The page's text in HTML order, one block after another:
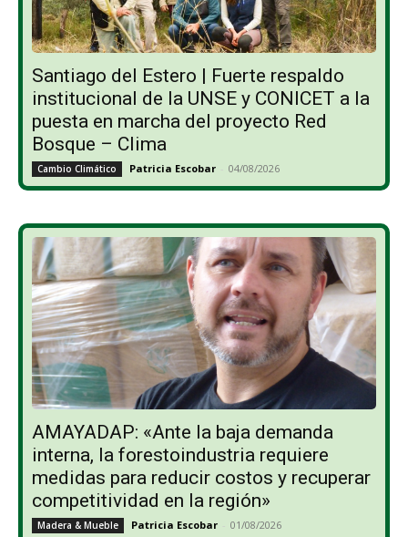
Santiago del Estero | Fuerte respaldo
institucional de la UNSE y CONICET a la
puesta en marcha del proyecto Red
Bosque – Clima
Cambio Climático Patricia Escobar - 04/08/2026
AMAYADAP: «Ante la baja demanda
interna, la forestoindustria requiere
medidas para reducir costos y recuperar
competitividad en la región»
Madera & Mueble Patricia Escobar - 01/08/2026